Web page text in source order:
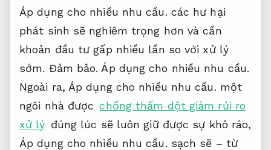
Áp dụng cho nhiều nhu cầu. các hư hại
phát sinh sẽ nghiêm trọng hơn và cần
khoản đầu tư gấp nhiều lần so với xử lý
sớm. Đảm bảo. Áp dụng cho nhiều nhu cầu.
Ngoài ra, Áp dụng cho nhiều nhu cầu. một
ngôi nhà được chống thấm dột giảm rủi ro
xử lý đúng lúc sẽ luôn giữ được sự khô ráo,
Áp dụng cho nhiều nhu cầu. sạch sẽ – từ